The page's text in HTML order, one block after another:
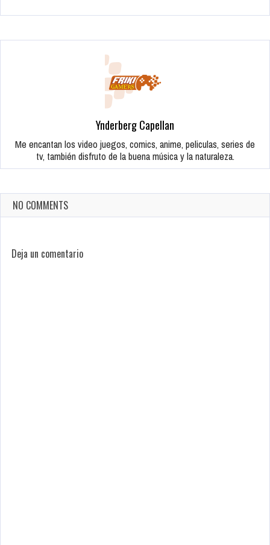
Ynderberg Capellan
Me encantan los video juegos, comics, anime, peliculas, series de
tv, también disfruto de la buena música y la naturaleza.
NO COMMENTS
Deja un comentario